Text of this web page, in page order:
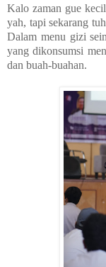
Kalo zaman gue
yah, tapi sekarang
Dalam menu gizi
yang dikonsumsi
dan buah-buahan.